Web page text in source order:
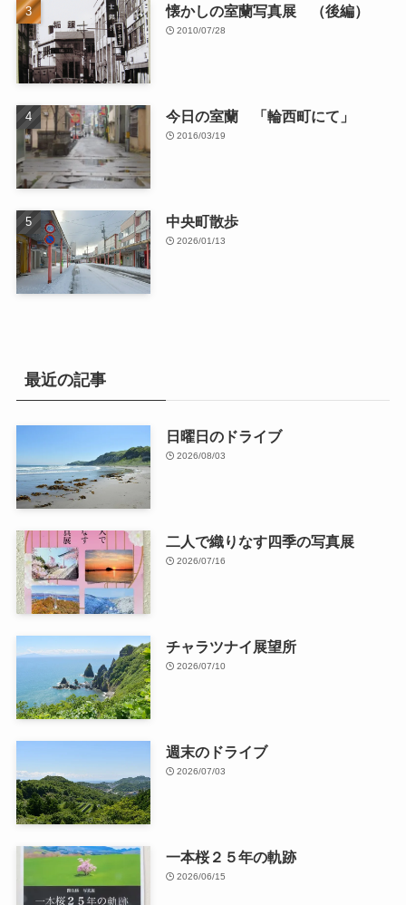
懐かしの室蘭写真展 （後編）
2010/07/28
今日の室蘭 「輪西町にて」
2016/03/19
中央町散歩
2026/01/13
最近の記事
日曜日のドライブ
2026/08/03
二人で織りなす四季の写真展
2026/07/16
チャラツナイ展望所
2026/07/10
週末のドライブ
2026/07/03
一本桜２５年の軌跡
2026/06/15